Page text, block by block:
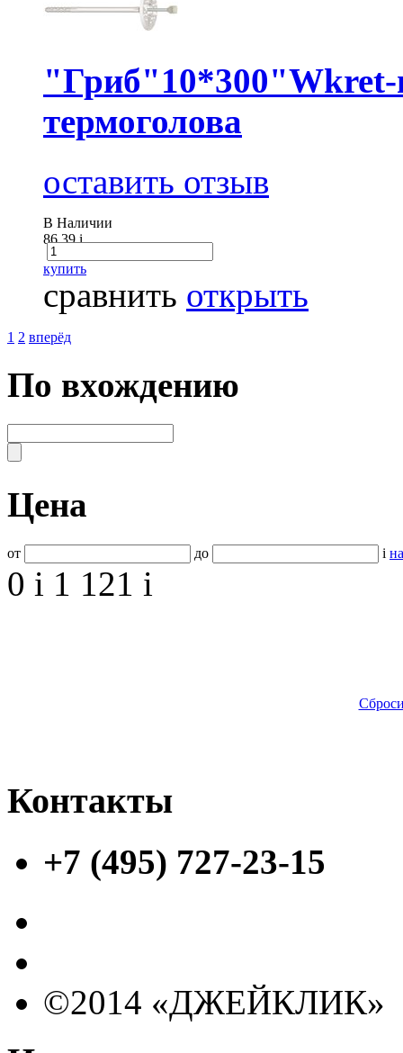
"Гриб"10*300"Wkret-
термоголова
оставить отзыв
В Наличии
86.39i
купить
сравнить открыть
1 2 вперёд
По вхождению
Цена
от до i
0 i 1 121 i
Контакты
+7 (495) 727-23-15
©2014 «ДЖЕЙКЛИК»